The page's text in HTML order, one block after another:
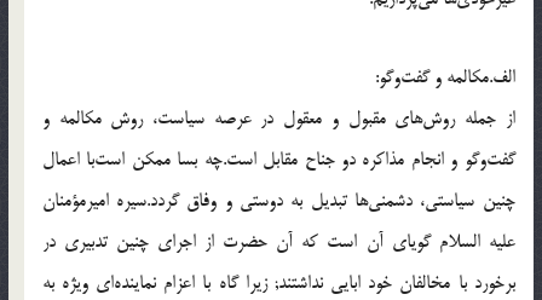
الف.مكالمه و گفت‌وگو:
از جمله روش‌های مقبول و معقول در عرصه سیاست، روش مكالمه و
گفت‌وگو و انجام مذاكره دو جناح مقابل است.چه بسا ممكن است‌با اعمال
چنین سیاستی، دشمنی‌ها تبدیل به دوستی و وفاق گردد.سیره امیرمؤمنان
علیه السلام گویای آن است كه آن حضرت از اجرای چنین تدبیری در
برخورد با مخالفان خود ابایی نداشتند; زیرا گاه با اعزام نماینده‌ای ویژه به